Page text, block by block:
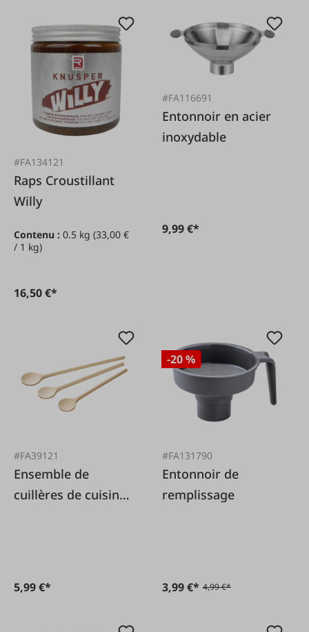
#FA134121
Raps Croustillant
Willy
Contenu : 0.5 kg (33,00 €
/ 1 kg)
16,50 €*
#FA116691
Entonnoir en acier
inoxydable
9,99 €*
#FA39121
Ensemble de
cuillères de cuisine
5,99 €*
-20 %
#FA131790
Entonnoir de
remplissage
3,99 €* 4,99 €*